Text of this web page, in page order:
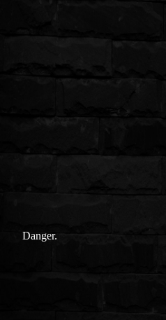
Danger.